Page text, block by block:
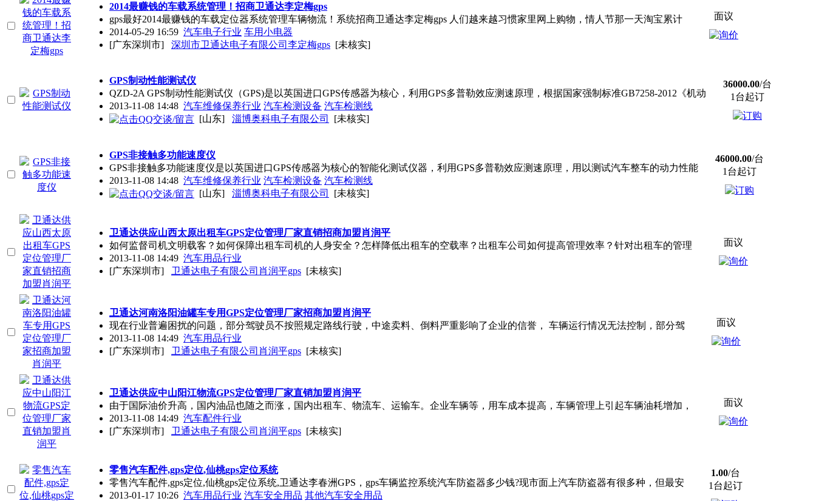
2014最赚钱的车载系统管理！招商卫通达李定梅gps
gps最好2014最赚钱的车载定位器系统管理车辆物流！系统招商卫通达李定梅gps 人们越来越习惯家里网上购物，情人节那一天淘宝累计
2014-05-29 16:59 汽车电子行业 车用小电器
[广东深圳市]
深圳市卫通达电子有限公司李定梅gps [未核实]
面议
GPS制动性能测试仪
QZD-2A GPS制动性能测试仪（GPS)是以英国进口GPS传感器为核心，利用GPS多普勒效应测速原理，根据国家强制标准GB7258-2012《机动
2013-11-08 14:48 汽车维修保养行业 汽车检测设备 汽车检测线
[山东]
淄博奥科电子有限公司 [未核实]
36000.00/台
1台起订
GPS非接触多功能速度仪
GPS非接触多功能速度仪是以英国进口GPS传感器为核心的智能化测试仪器，利用GPS多普勒效应测速原理，用以测试汽车整车的动力性能
2013-11-08 14:48 汽车维修保养行业 汽车检测设备 汽车检测线
[山东]
淄博奥科电子有限公司 [未核实]
46000.00/台
1台起订
卫通达供应山西太原出租车GPS定位管理厂家直销招商加盟肖润平
如何监督司机文明载客？如何保障出租车司机的人身安全？怎样降低出租车的空载率？出租车公司如何提高管理效率？针对出租车的管理
2013-11-08 14:49 汽车用品行业
[广东深圳市]
卫通达电子有限公司肖润平gps [未核实]
面议
卫通达河南洛阳油罐车专用GPS定位管理厂家招商加盟肖润平
现在行业普遍困扰的问题，部分驾驶员不按照规定路线行驶，中途卖料、倒料严重影响了企业的信誉， 车辆运行情况无法控制，部分驾
2013-11-08 14:49 汽车用品行业
[广东深圳市]
卫通达电子有限公司肖润平gps [未核实]
面议
卫通达供应中山阳江物流GPS定位管理厂家直销加盟肖润平
由于国际油价升高，国内油品也随之而涨，国内出租车、物流车、运输车。企业车辆等，用车成本提高，车辆管理上引起车辆油耗增加，
2013-11-08 14:49 汽车配件行业
[广东深圳市]
卫通达电子有限公司肖润平gps [未核实]
面议
零售汽车配件,gps定位,仙桃gps定位系统
零售汽车配件,gps定位,仙桃gps定位系统,卫通达李春洲GPS， gps车辆监控系统汽车防盗器多少钱?现市面上汽车防盗器有很多种，但最安
2013-01-17 10:26 汽车用品行业 汽车安全用品 其他汽车安全用品
1.00/台
1台起订